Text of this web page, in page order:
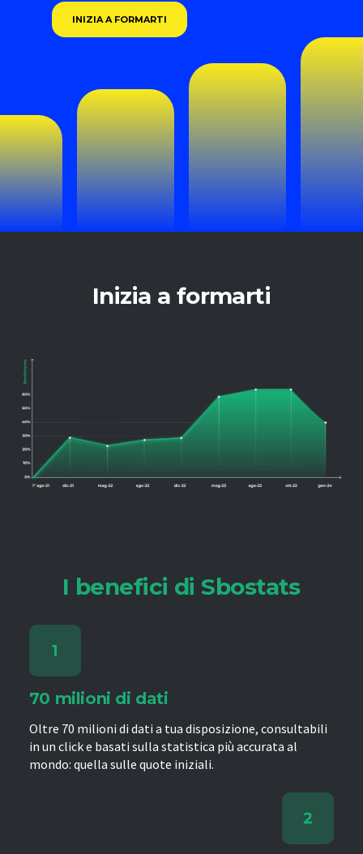
INIZIA A FORMARTI
Inizia a formarti
I benefici di Sbostats
70 milioni di dati
Oltre 70 milioni di dati a tua disposizione, consultabili
in un click e basati sulla statistica più accurata al
mondo: quella sulle quote iniziali.